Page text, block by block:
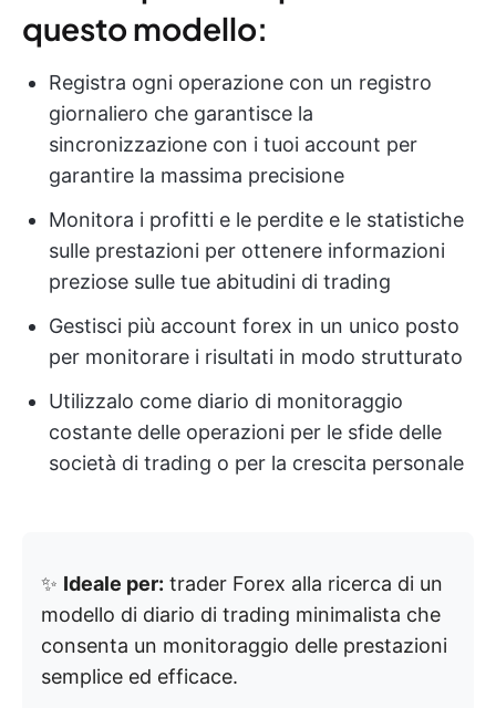
questo modello:
Registra ogni operazione con un registro
giornaliero che garantisce la
sincronizzazione con i tuoi account per
garantire la massima precisione
Monitora i profitti e le perdite e le statistiche
sulle prestazioni per ottenere informazioni
preziose sulle tue abitudini di trading
Gestisci più account forex in un unico posto
per monitorare i risultati in modo strutturato
Utilizzalo come diario di monitoraggio
costante delle operazioni per le sfide delle
società di trading o per la crescita personale
✨ Ideale per: trader Forex alla ricerca di un
modello di diario di trading minimalista che
consenta un monitoraggio delle prestazioni
semplice ed efficace.